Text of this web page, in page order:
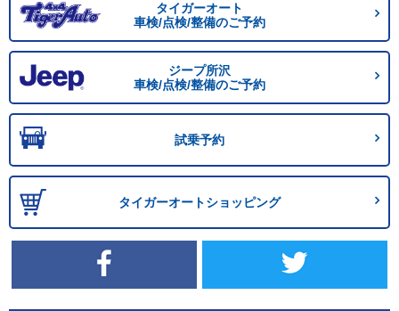
タイガーオート
車検/点検/整備のご予約
ジープ所沢
車検/点検/整備のご予約
試乗予約
タイガーオートショッピング